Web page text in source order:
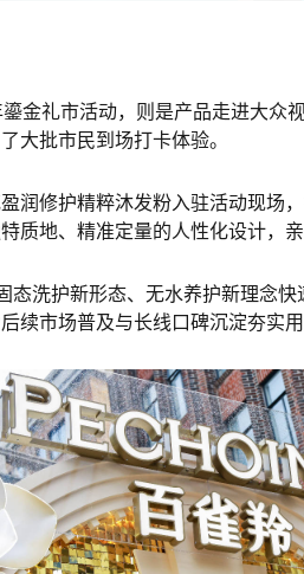
金礼市活动，则是产品走进大
大批市民到场打卡体验。
润修护精粹沐发粉入驻活动现场
地、精准定量的人性化设计，
洗护新形态、无水养护新理念
续市场普及与长线口碑沉淀夯实用